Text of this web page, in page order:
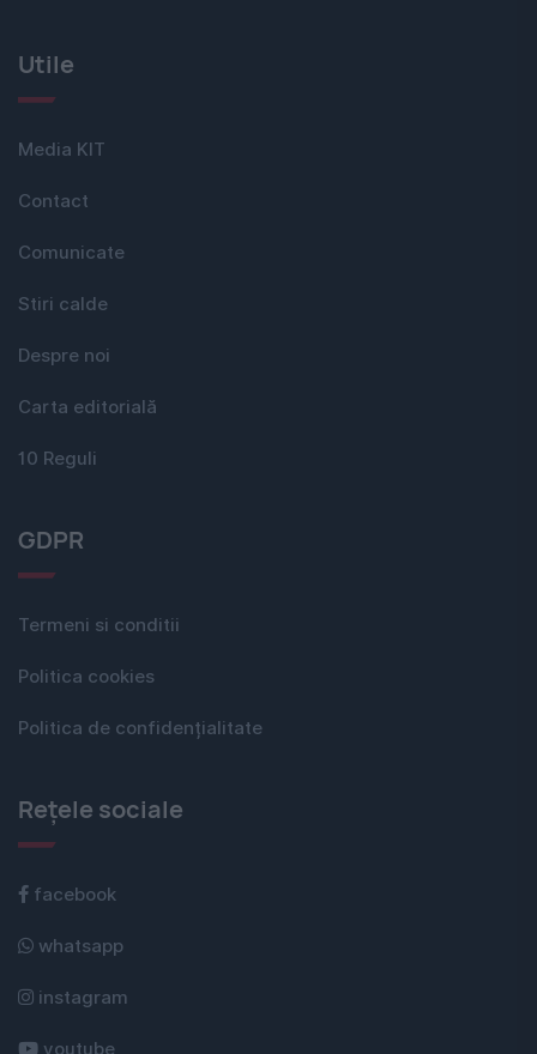
Utile
Media KIT
Contact
Comunicate
Stiri calde
Despre noi
Carta editorială
10 Reguli
GDPR
Termeni si conditii
Politica cookies
Politica de confidențialitate
Rețele sociale
facebook
whatsapp
instagram
youtube